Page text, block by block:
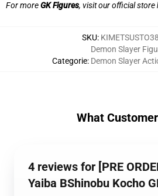
For moreGK Figures, visit our official store
SKU:
Categorie:
Demon Slayer
Demon Slayer
What
4 reviews for [PRE
Yaiba BShinobu Kocho